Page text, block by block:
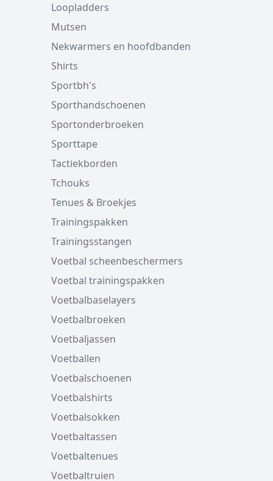
Loopladders
Mutsen
Nekwarmers en hoofdbanden
Shirts
Sportbh's
Sporthandschoenen
Sportonderbroeken
Sporttape
Tactiekborden
Tchouks
Tenues & Broekjes
Trainingspakken
Trainingsstangen
Voetbal scheenbeschermers
Voetbal trainingspakken
Voetbalbaselayers
Voetbalbroeken
Voetbaljassen
Voetballen
Voetbalschoenen
Voetbalshirts
Voetbalsokken
Voetbaltassen
Voetbaltenues
Voetbaltruien